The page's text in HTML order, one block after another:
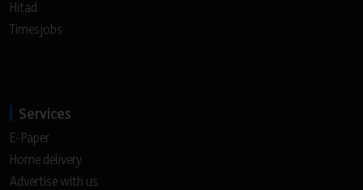
Hitad
Timesjobs
Services
E-Paper
Home delivery
Advertise with us